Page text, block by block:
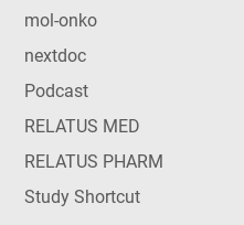
mol-onko
nextdoc
Podcast
RELATUS MED
RELATUS PHARM
Study Shortcut